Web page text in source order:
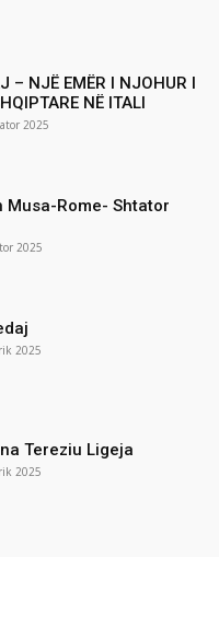
– NJË EMËR I NJOHUR I
NË ITALI
2025
Musa-Rome- Shtator
2025
2025
Tereziu Ligeja
2025